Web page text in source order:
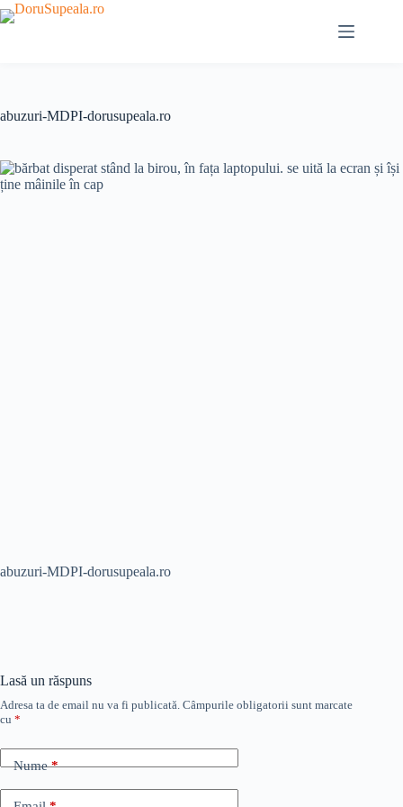
Sari
la
abuzuri-MDPI-dorusupeala.ro
abuzuri-MDPI-dorusupeala.ro
Lasă un răspuns
Adresa ta de email nu va fi publicată. Câmpurile obligatorii sunt marcate
cu *
Nume*